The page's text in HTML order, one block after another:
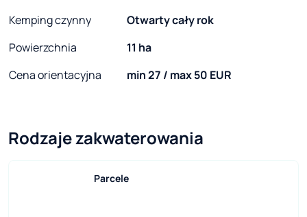
Kemping czynny
Otwarty cały rok
Powierzchnia
11 ha
Cena orientacyjna
min 27 / max 50 EUR
Rodzaje zakwaterowania
Parcele